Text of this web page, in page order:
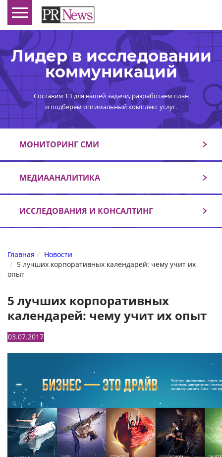
Лидер в исследовании
коммуникаций
Составим ТЗ для вашей задачи, разработаем план
и подберем оптимальный комплекс услуг.
МОНИТОРИНГ СМИ
МЕДИААНАЛИТИКА
ИССЛЕДОВАНИЯ И КОНСАЛТИНГ
Главная
Новости
5 лучших корпоративных календарей: чему учит их
опыт
5 лучших корпоративных
календарей: чему учит их опыт
03.07.2017